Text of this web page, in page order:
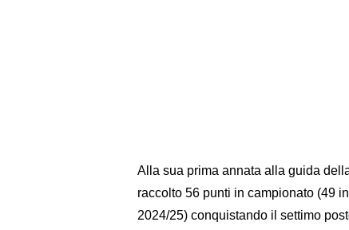
Alla sua prima annata alla guida
raccolto 56 punti in campionato (49
2024/25) conquistando il settimo